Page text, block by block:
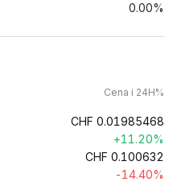
0.00%
Cena i 24H%
CHF 0.01985468
+11.20%
CHF 0.100632
-14.40%